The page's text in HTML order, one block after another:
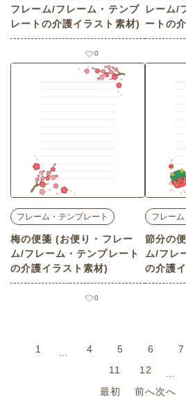
フレーム/フレーム・テンプ
レートの介護イラスト素材)
0
レーム/
ートの
フレーム・テンプレート
梅の便箋 (お便り・フレー
ム/フレーム・テンプレート
の介護イラスト素材)
0
フレー
節分の
ム/フレ
の介護
最初 前へ
1 4 5 6 7
11
12
次へ